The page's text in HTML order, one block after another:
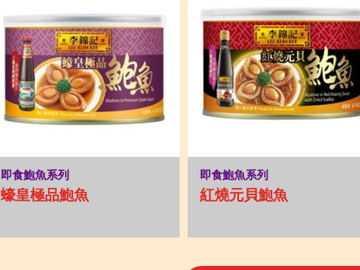
即食鮑魚系列
蠔皇極品鮑魚
即食鮑魚系列
紅燒元貝鮑魚